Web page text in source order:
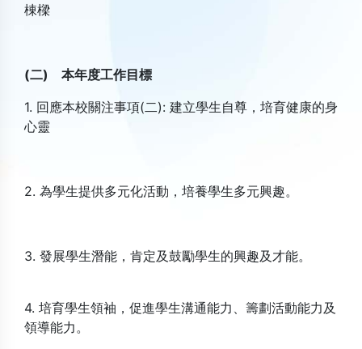
棟樑
(二) 本年度工作目標
1. 回應本校關注事項(二): 建立學生自尊，培育健康的身
心靈
2. 為學生提供多元化活動，培養學生多元興趣。
3. 發展學生潛能，肯定及鼓勵學生的興趣及才能。
4. 培育學生領袖，促進學生溝通能力、籌劃活動能力及
領導能力。